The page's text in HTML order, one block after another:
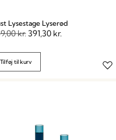
Lysestage Lyserød
kr.391,30 kr.
Tilføj til kurv